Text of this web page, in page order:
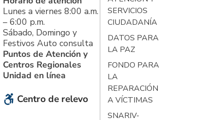
Lunes a viernes 8:00 a.m.
– 6:00 p.m.
Sábado, Domingo y
Festivos Auto consulta
Puntos de Atención y
Centros Regionales
Unidad en línea
Centro de relevo
SERVICIOS
CIUDADANÍA
DATOS PARA
LA PAZ
FONDO PARA
LA
REPARACIÓN
A VÍCTIMAS
SNARIV-